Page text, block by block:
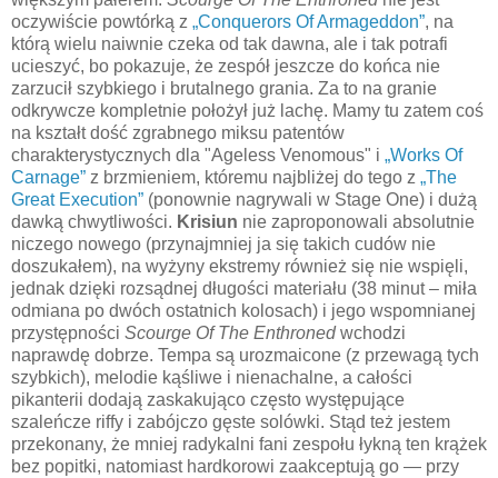
oczywiście powtórką z „Conquerors Of Armageddon”, na
którą wielu naiwnie czeka od tak dawna, ale i tak potrafi
ucieszyć, bo pokazuje, że zespół jeszcze do końca nie
zarzucił szybkiego i brutalnego grania. Za to na granie
odkrywcze kompletnie położył już lachę. Mamy tu zatem coś
na kształt dość zgrabnego miksu patentów
charakterystycznych dla "Ageless Venomous" i „Works Of
Carnage” z brzmieniem, któremu najbliżej do tego z „The
Great Execution” (ponownie nagrywali w Stage One) i dużą
dawką chwytliwości. Krisiun nie zaproponowali absolutnie
niczego nowego (przynajmniej ja się takich cudów nie
doszukałem), na wyżyny ekstremy również się nie wspięli,
jednak dzięki rozsądnej długości materiału (38 minut – miła
odmiana po dwóch ostatnich kolosach) i jego wspomnianej
przystępności Scourge Of The Enthronedwchodzi
naprawdę dobrze. Tempa są urozmaicone (z przewagą tych
szybkich), melodie kąśliwe i nienachalne, a całości
pikanterii dodają zaskakująco często występujące
szaleńcze riffy i zabójczo gęste solówki. Stąd też jestem
przekonany, że mniej radykalni fani zespołu łykną ten krążek
bez popitki, natomiast hardkorowi zaakceptują go — przy